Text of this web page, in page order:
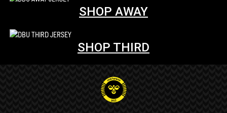
SHOP AWAY
SHOP THIRD